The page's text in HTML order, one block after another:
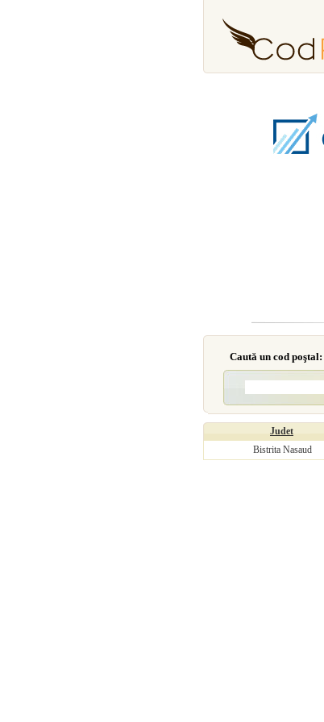
Caută un cod poştal:
Judet
Bistrita Nasaud